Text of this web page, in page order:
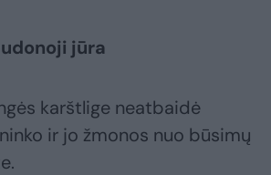
jūra
karštlige neatbaidė
ir jo žmonos nuo būsimų